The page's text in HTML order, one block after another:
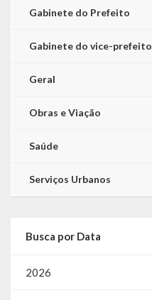
Gabinete do Prefeito
Gabinete do vice-prefeito
Geral
Obras e Viação
Saúde
Serviços Urbanos
Busca por Data
2026